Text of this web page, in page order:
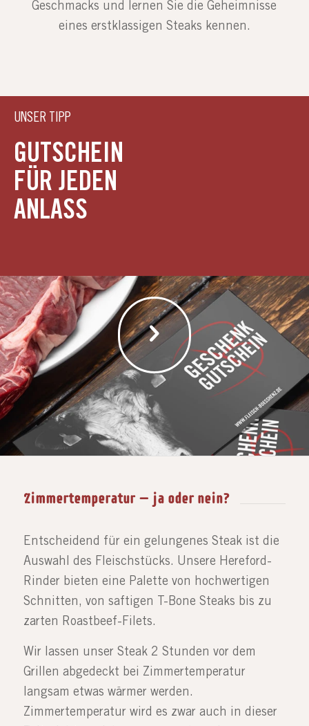
Geschmacks und lernen Sie die Geheimnisse
eines erstklassigen Steaks kennen.
UNSER TIPP
GUTSCHEIN
FÜR JEDEN
ANLASS
Zimmertemperatur – ja oder nein?
Entscheidend für ein gelungenes Steak ist die
Auswahl des Fleischstücks. Unsere Hereford-
Rinder bieten eine Palette von hochwertigen
Schnitten, von saftigen T-Bone Steaks bis zu
zarten Roastbeef-Filets.
Wir lassen unser Steak 2 Stunden vor dem
Grillen abgedeckt bei Zimmertemperatur
langsam etwas wärmer werden.
Zimmertemperatur wird es zwar auch in dieser